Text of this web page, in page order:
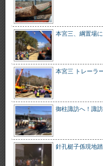
本宮三、綱置場
本宮三 トレーラ
御柱諏訪へ！諏
針孔梃子係現地